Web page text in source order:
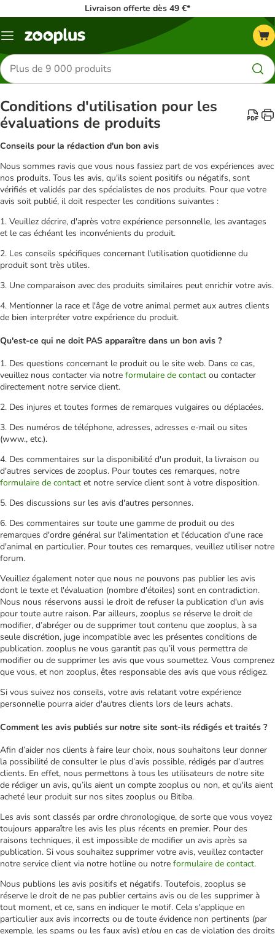
Livraison offerte dès 49 €*
Menu
Rechercher
des
produits
Conditions d'utilisation pour les
évaluations de produits
Conseils pour la rédaction d'un bon avis
Nous sommes ravis que vous nous fassiez part de vos expériences avec
nos produits. Tous les avis, qu'ils soient positifs ou négatifs, sont
vérifiés et validés par des spécialistes de nos produits. Pour que votre
avis soit publié, il doit respecter les conditions suivantes :
1. Veuillez décrire, d'après votre expérience personnelle, les avantages
et le cas échéant les inconvénients du produit.
2. Les conseils spécifiques concernant l'utilisation quotidienne du
produit sont très utiles.
3. Une comparaison avec des produits similaires peut enrichir votre avis.
4. Mentionner la race et l'âge de votre animal permet aux autres clients
de bien interpréter votre expérience du produit.
Qu'est-ce qui ne doit PAS apparaître dans un bon avis ?
1. Des questions concernant le produit ou le site web. Dans ce cas,
veuillez nous contacter via notre formulaire de contact ou contacter
directement notre service client.
2. Des injures et toutes formes de remarques vulgaires ou déplacées.
3. Des numéros de téléphone, adresses, adresses e-mail ou sites
(www., etc.).
4. Des commentaires sur la disponibilité d'un produit, la livraison ou
d'autres services de zooplus. Pour toutes ces remarques, notre
formulaire de contact et notre service client sont à votre disposition.
5. Des discussions sur les avis d'autres personnes.
6. Des commentaires sur toute une gamme de produit ou des
remarques d'ordre général sur l'alimentation et l'éducation d'une race
d'animal en particulier. Pour toutes ces remarques, veuillez utiliser notre
forum.
Veuillez également noter que nous ne pouvons pas publier les avis
dont le texte et l'évaluation (nombre d'étoiles) sont en contradiction.
Nous nous réservons aussi le droit de refuser la publication d'un avis
pour toute autre raison. Par ailleurs, zooplus se réserve le droit de
modifier, d’abréger ou de supprimer tout contenu que zooplus, à sa
seule discrétion, juge incompatible avec les présentes conditions de
publication. zooplus ne vous garantit pas qu’il vous permettra de
modifier ou de supprimer les avis que vous soumettez. Vous comprenez
que vous, et non zooplus, êtes responsable des avis que vous rédigez.
Si vous suivez nos conseils, votre avis relatant votre expérience
personnelle pourra aider d'autres clients lors de leurs achats.
Comment les avis publiés sur notre site sont-ils rédigés et traités ?
Afin d’aider nos clients à faire leur choix, nous souhaitons leur donner
la possibilité de consulter le plus d’avis possible, rédigés par d’autres
clients. En effet, nous permettons à tous les utilisateurs de notre site
de rédiger un avis, qu’ils aient un compte zooplus ou non, et qu'ils aient
acheté leur produit sur nos sites zooplus ou Bitiba.
Les avis sont classés par ordre chronologique, de sorte que vous voyez
toujours apparaître les avis les plus récents en premier. Pour des
raisons techniques, il est impossible de modifier un avis après sa
publication. Si vous souhaitez supprimer votre avis, veuillez contacter
notre service client via notre hotline ou notre formulaire de contact.
Nous publions les avis positifs et négatifs. Toutefois, zooplus se
réserve le droit de ne pas publier certains avis ou de les supprimer à
tout moment, et ce, sans en indiquer le motif. Cela s'applique en
particulier aux avis incorrects ou de toute évidence non pertinents (par
exemple, les spams ou les faux avis) et/ou en cas de violation des droits